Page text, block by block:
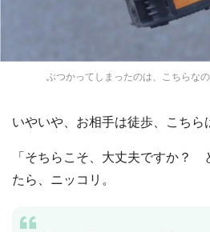
ぶつかってしまったのは、こちらなの
いやいや、お相手は徒歩、こちら
「そちらこそ、大丈夫ですか？
たら、ニッコリ。